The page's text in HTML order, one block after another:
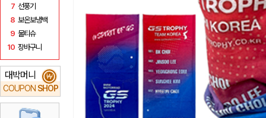
7 선풍기
8 보온보냉백
9 물티슈
10 장바구니
대박머니
COUPON SHOP
₩